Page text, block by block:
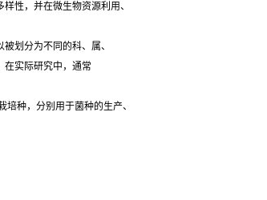
性，并在微生物资源利用、
划分为不同的科、属、
在实际研究中，通常
种，分别用于菌种的生产、